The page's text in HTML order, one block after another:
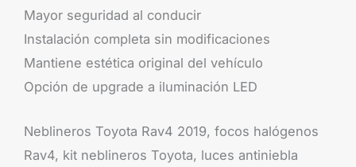
Mayor seguridad al conducir
Instalación completa sin modificaciones
Mantiene estética original del vehículo
Opción de upgrade a iluminación LED
Neblineros Toyota Rav4 2019, focos halógenos
Rav4, kit neblineros Toyota, luces antiniebla